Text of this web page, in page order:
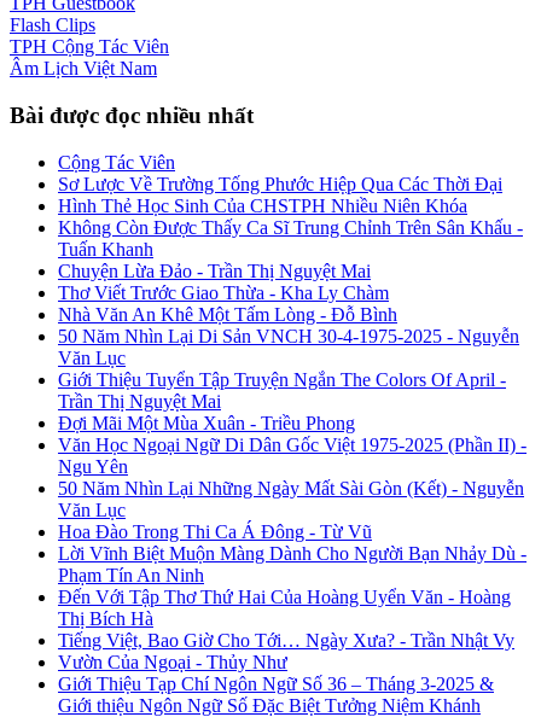
Flash Clips
TPH Cộng Tác Viên
Âm Lịch Việt Nam
Bài được đọc nhiều nhất
Cộng Tác Viên
Sơ Lược Về Trường Tống Phước Hiệp Qua Các Thời Đại
Hình Thẻ Học Sinh Của CHSTPH Nhiều Niên Khóa
Không Còn Được Thấy Ca Sĩ Trung Chỉnh Trên Sân Khấu -
Tuấn Khanh
Chuyện Lừa Đảo - Trần Thị Nguyệt Mai
Thơ Viết Trước Giao Thừa - Kha Ly Chàm
Nhà Văn An Khê Một Tấm Lòng - Đỗ Bình
50 Năm Nhìn Lại Di Sản VNCH 30-4-1975-2025 - Nguyễn
Văn Lục
Giới Thiệu Tuyển Tập Truyện Ngắn The Colors Of April -
Trần Thị Nguyệt Mai
Đợi Mãi Một Mùa Xuân - Triều Phong
Văn Học Ngoại Ngữ Di Dân Gốc Việt 1975-2025 (Phần II) -
Ngu Yên
50 Năm Nhìn Lại Những Ngày Mất Sài Gòn (Kết) - Nguyễn
Văn Lục
Hoa Đào Trong Thi Ca Á Đông - Từ Vũ
Lời Vĩnh Biệt Muộn Màng Dành Cho Người Bạn Nhảy Dù -
Phạm Tín An Ninh
Đến Với Tập Thơ Thứ Hai Của Hoàng Uyển Văn - Hoàng
Thị Bích Hà
Tiếng Việt, Bao Giờ Cho Tới… Ngày Xưa? - Trần Nhật Vy
Vườn Của Ngoại - Thủy Như
Giới Thiệu Tạp Chí Ngôn Ngữ Số 36 – Tháng 3-2025 &
Giới thiệu Ngôn Ngữ Số Đặc Biệt Tưởng Niệm Khánh